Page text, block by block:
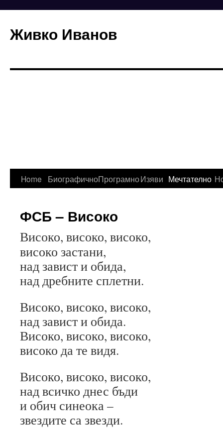
Живко Иванов
Skip
content
Home БиографичноПрограмноИзяви Мечтателно
ФСБ – Високо
Високо, високо, високо,
високо застани,
над завист и обида,
над дребните сплетни.
Високо, високо, високо,
над завист и обида.
Високо, високо, високо,
високо да те видя.
Високо, високо, високо,
над всичко днес бъди
и обич синеока –
звездите са звезди.